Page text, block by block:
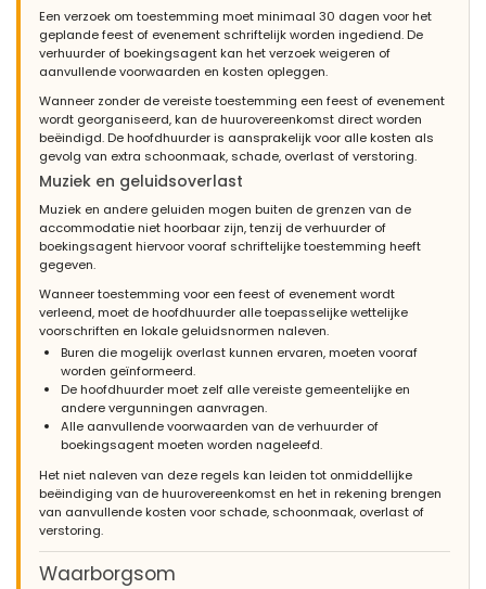
Een verzoek om toestemming moet minimaal 30 dagen voor het
geplande feest of evenement schriftelijk worden ingediend. De
verhuurder of boekingsagent kan het verzoek weigeren of
aanvullende voorwaarden en kosten opleggen.
Wanneer zonder de vereiste toestemming een feest of evenement
wordt georganiseerd, kan de huurovereenkomst direct worden
beëindigd. De hoofdhuurder is aansprakelijk voor alle kosten als
gevolg van extra schoonmaak, schade, overlast of verstoring.
Muziek en geluidsoverlast
Muziek en andere geluiden mogen buiten de grenzen van de
accommodatie niet hoorbaar zijn, tenzij de verhuurder of
boekingsagent hiervoor vooraf schriftelijke toestemming heeft
gegeven.
Wanneer toestemming voor een feest of evenement wordt
verleend, moet de hoofdhuurder alle toepasselijke wettelijke
voorschriften en lokale geluidsnormen naleven.
Buren die mogelijk overlast kunnen ervaren, moeten vooraf
worden geïnformeerd.
De hoofdhuurder moet zelf alle vereiste gemeentelijke en
andere vergunningen aanvragen.
Alle aanvullende voorwaarden van de verhuurder of
boekingsagent moeten worden nageleefd.
Het niet naleven van deze regels kan leiden tot onmiddellijke
beëindiging van de huurovereenkomst en het in rekening brengen
van aanvullende kosten voor schade, schoonmaak, overlast of
verstoring.
Waarborgsom